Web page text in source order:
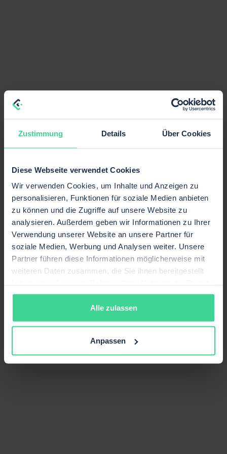
Zustimmung Details Über Cookies
Diese Webseite verwendet Cookies
Wir verwenden Cookies, um Inhalte und Anzeigen zu
personalisieren, Funktionen für soziale Medien anbieten
zu können und die Zugriffe auf unsere Website zu
analysieren. Außerdem geben wir Informationen zu Ihrer
Verwendung unserer Website an unsere Partner für
soziale Medien, Werbung und Analysen weiter. Unsere
Partner führen diese Informationen möglicherweise mit
weiteren Daten zusammen, die Sie ihnen bereitgestellt
gesammelt haben.
Alle zulassen
Anpassen